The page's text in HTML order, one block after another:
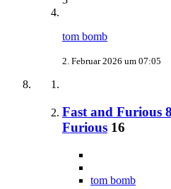
tom bomb
2. Februar 2026 um 07:05
Fast and Furious
Furious 16
tom bomb